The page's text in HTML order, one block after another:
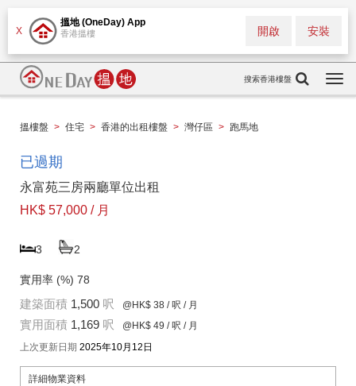
X
搵地 (OneDay) App
香港搵樓 安裝
開啟
搜索香港樓盤
搵樓盤 > 住宅 > 香港的出租樓盤 > 灣仔區 > 跑馬地
已過期
永富苑三房兩廳單位出租
HK$ 57,000 / 月
3 2
實用率 (%) 78
建築面積 1,500 呎 @HK$ 38 / 呎 / 月
實用面積 1,169 呎 @HK$ 49 / 呎 / 月
上次更新日期 2025年10月12日
詳細物業資料